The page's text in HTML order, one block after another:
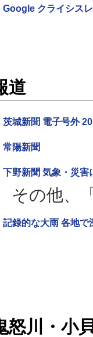
Google クライシス
道
茨城新聞 電子号外
常陽新聞
下野新聞 気象・災害
その他、
記録的な大雨 各地で
怒川・小